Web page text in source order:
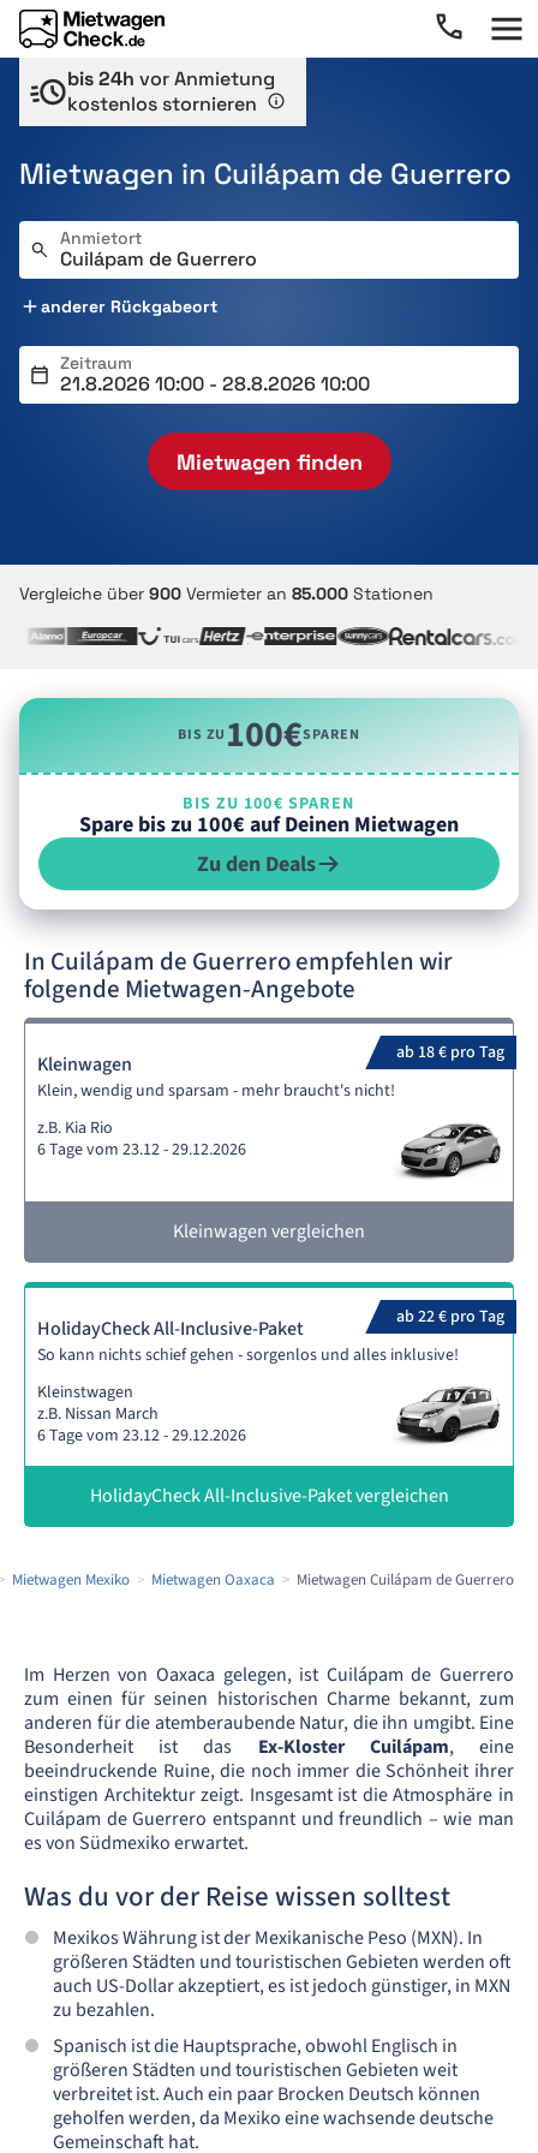
bis 24h vor Anmietung
kostenlos stornieren
Mietwagen in Cuilápam de Guerrero
Anmietort
anderer Rückgabeort
Zeitraum
Mietwagen finden
Vergleiche über 900 Vermieter an 85.000 Stationen
BIS ZU100€SPAREN
BIS ZU 100€ SPAREN
Spare bis zu 100€ auf Deinen Mietwagen
Zu den Deals
In Cuilápam de Guerrero empfehlen wir
folgende Mietwagen-Angebote
ab 18 € pro Tag
Kleinwagen
Klein, wendig und sparsam - mehr braucht's nicht!
z.B. Kia Rio
6 Tage vom 23.12 - 29.12.2026
Kleinwagen vergleichen
ab 22 € pro Tag
HolidayCheck All-Inclusive-Paket
So kann nichts schief gehen - sorgenlos und alles inklusive!
Kleinstwagen
z.B. Nissan March
6 Tage vom 23.12 - 29.12.2026
HolidayCheck All-Inclusive-Paket vergleichen
Mietwagen Mexiko Mietwagen Oaxaca Mietwagen Cuilápam de Guerrero
Im Herzen von Oaxaca gelegen, ist Cuilápam de Guerrero
zum einen für seinen historischen Charme bekannt, zum
anderen für die atemberaubende Natur, die ihn umgibt. Eine
Besonderheit ist das Ex-Kloster Cuilápam, eine
beeindruckende Ruine, die noch immer die Schönheit ihrer
einstigen Architektur zeigt. Insgesamt ist die Atmosphäre in
Cuilápam de Guerrero entspannt und freundlich – wie man
es von Südmexiko erwartet.
Was du vor der Reise wissen solltest
Mexikos Währung ist der Mexikanische Peso (MXN). In
größeren Städten und touristischen Gebieten werden oft
auch US-Dollar akzeptiert, es ist jedoch günstiger, in MXN
zu bezahlen.
Spanisch ist die Hauptsprache, obwohl Englisch in
größeren Städten und touristischen Gebieten weit
verbreitet ist. Auch ein paar Brocken Deutsch können
geholfen werden, da Mexiko eine wachsende deutsche
Gemeinschaft hat.